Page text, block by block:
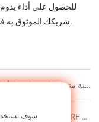
للحصول على أداء
مخصص - اختر iHF Group، شريكك الموثوق به في التميز في الحركة.
علبة تروس مخروطية متينة بزاوية
سوف